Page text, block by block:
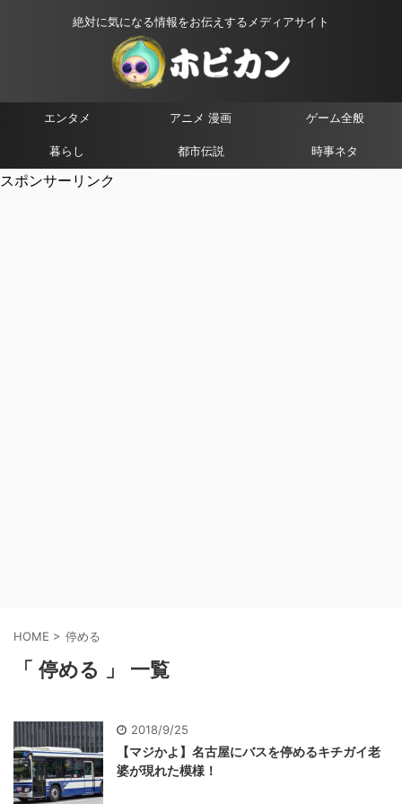
絶対に気になる情報をお伝えするメディアサイト
エンタメ アニメ 漫画 ゲーム全般
暮らし 都市伝説 時事ネタ
スポンサーリンク
HOME > 停める
「 停める 」 一覧
2018/9/25
【マジかよ】名古屋にバスを停めるキチガイ老
婆が現れた模様！